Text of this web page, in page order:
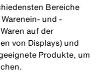
Bereiche
und -
auf der
von Displays) und
Produkte, um